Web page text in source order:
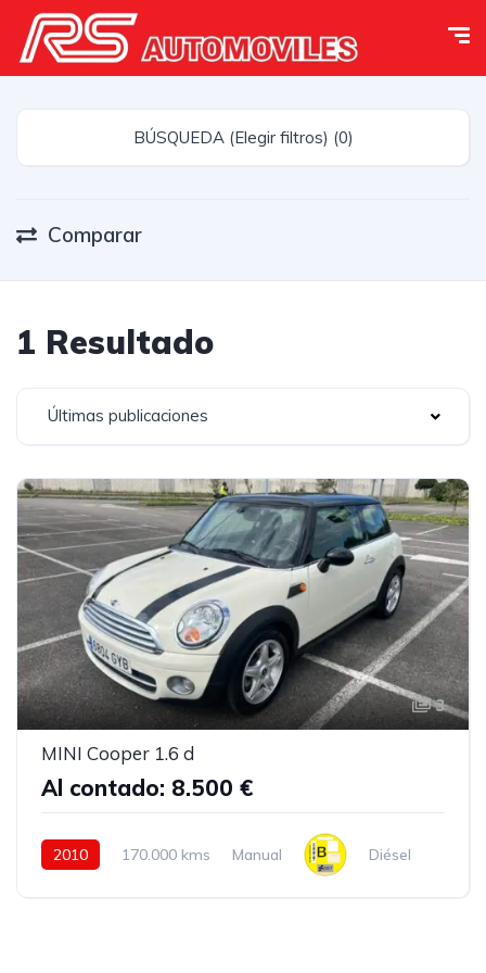
BÚSQUEDA (Elegir filtros) (0)
Comparar
1 Resultado
Últimas publicaciones
3
MINI Cooper 1.6 d
Al contado: 8.500 €
2010 170.000 kms Manual Diésel